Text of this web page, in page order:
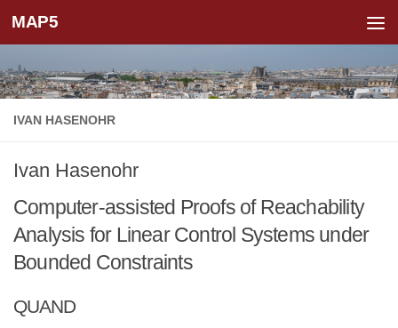
Skip to content
MAP5
IVAN HASENOHR
Ivan Hasenohr
Computer-assisted Proofs of Reachability
Analysis for Linear Control Systems under
Bounded Constraints
QUAND